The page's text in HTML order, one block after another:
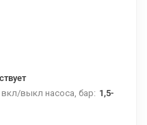
выкл насоса, бар: 1,5-